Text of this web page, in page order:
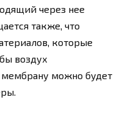
через нее
также, что
которые
воздух
можно будет